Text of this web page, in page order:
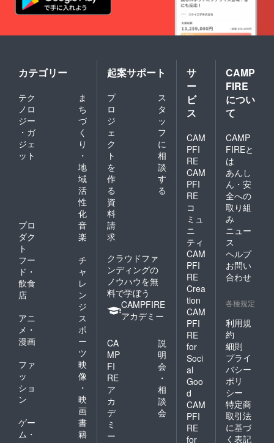
カテゴリー
テク
ノロ
ジー
・ガ
ジェ
ット
ま
ち
づ
く
り
・
地
域
活
性
化
プロ
ダク
ト
音
楽
フー
ド・
飲食
店
チ
ャ
レ
ン
ジ
アニ
メ・
漫画
ス
ポ
ー
ツ
ファ
ッ
ショ
ン
映
像
・
映
画
ゲー
ム・
書
籍
起案サポート
プ
ロ
ジ
ェ
ク
ト
を
作
る
ス
タ
ッ
フ
に
相
談
す
る
資
料
請
求
クラウドファ
ンディングの
ノウハウを無
料で学ぼう
CAMPFIRE
アカデミー
CA
MP
FI
RE
ア
カ
デ
ミ
ー
説
明
会
・
相
談
会
サ
ー
ビ
ス
CAM
PFI
RE
CAM
PFI
RE
コ
ミュ
ニ
ティ
CAM
PFI
RE
Crea
tion
CAM
PFI
RE
for
Soci
al
Goo
d
CAM
PFI
RE
for
CAMP
FIRE
につい
て
CAMP
FIREと
は
あんし
ん・安
全への
取り組
み
ニュー
ス
ヘルプ
お問い
合わせ
各種規定
利用規
約
細則
プライ
バシー
ポリ
シー
特定商
取引法
に基づ
く表記